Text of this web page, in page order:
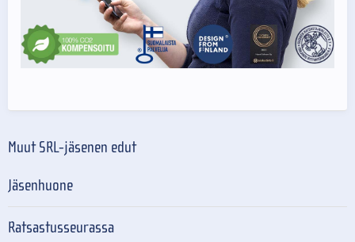
Muut SRL-jäsenen edut
Jäsenhuone
Ratsastusseurassa